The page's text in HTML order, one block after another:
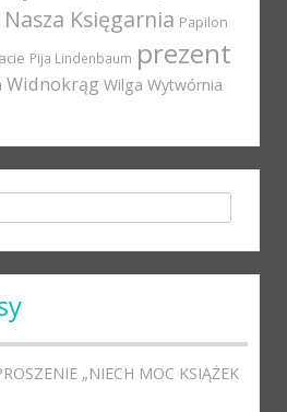
Nasza Księgarnia Papilon
Pija Lindenbaum prezent
Widnokrąg Wilga Wytwórnia
„NIECH MOC KSIĄŻEK